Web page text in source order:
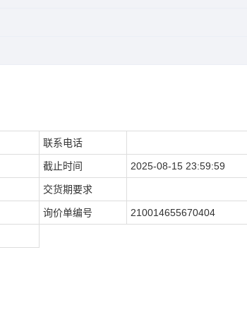
联系电话
截止时间 2025-08-15 23:59:59
交货期要求
询价单编号 210014655670404